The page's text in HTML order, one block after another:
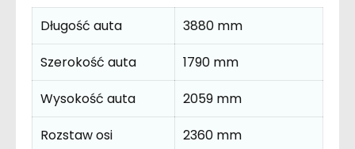
Długość auta
3880 mm
Szerokość auta
1790 mm
Wysokość auta
2059 mm
Rozstaw osi
2360 mm